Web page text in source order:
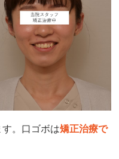
。 口ゴボは矯正治療で